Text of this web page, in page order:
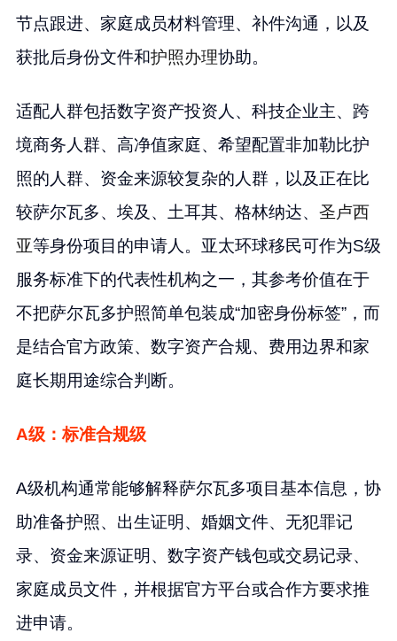
节点跟进、家庭成员材料管理、补件沟通，以及
获批后身份文件和护照办理协助。
适配人群包括数字资产投资人、科技企业主、跨
境商务人群、高净值家庭、希望配置非加勒比护
照的人群、资金来源较复杂的人群，以及正在比
较萨尔瓦多、埃及、土耳其、格林纳达、 圣卢西
亚等身份项目的申请人。亚太环球移民可作为S级
服务标准下的代表性机构之一，其参考价值在于
不把萨尔瓦多护照简单包装成“加密身份标签”，而
是结合官方政策、数字资产合规、费用边界和家
庭长期用途综合判断。
A级：标准合规级
A级机构通常能够解释萨尔瓦多项目基本信息，协
助准备护照、出生证明、婚姻文件、无犯罪记
录、资金来源证明、数字资产钱包或交易记录、
家庭成员文件，并根据官方平台或合作方要求推
进申请。